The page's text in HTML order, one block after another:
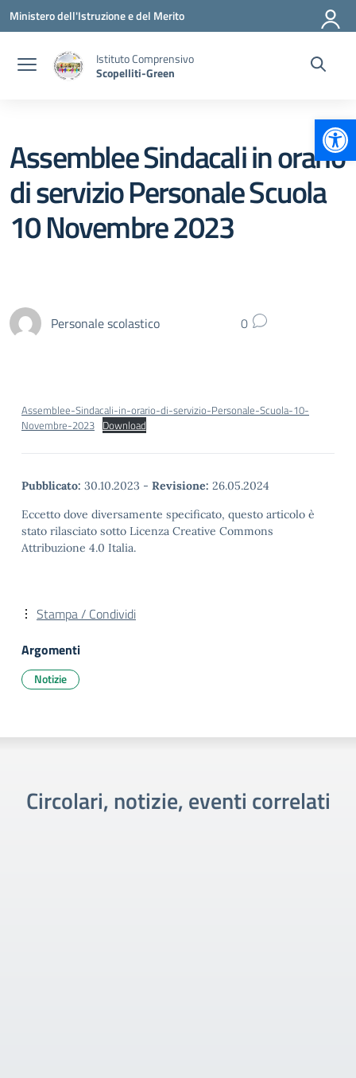
Vai ai contenuti
Vai al menu di navigazione
Vai al footer
Ministero dell'Istruzione e del Merito
Istituto Comprensivo
Scopelliti-Green
Assemblee Sindacali in orario
di servizio Personale Scuola
10 Novembre 2023
Personale scolastico 0
Assemblee-Sindacali-in-orario-di-servizio-Personale-Scuola-10-
Novembre-2023 Download
Pubblicato: 30.10.2023 - Revisione: 26.05.2024
Eccetto dove diversamente specificato, questo articolo è
stato rilasciato sotto Licenza Creative Commons
Attribuzione 4.0 Italia.
Stampa / Condividi
Argomenti
Notizie
Circolari, notizie, eventi correlati